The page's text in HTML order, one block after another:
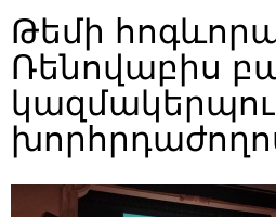
Թեմի
Ռենովաբիս